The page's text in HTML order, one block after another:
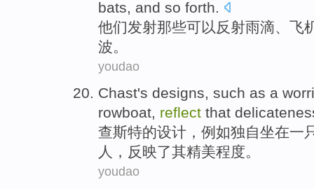
bats, and so forth.
他们发射那些可以反射雨滴、 飞
波。
youdao
Chast's designs, such as a
rowboat, reflect that
查斯特的设计 ， 例如独自坐在一
人
， 反映了其精美程度。
youdao